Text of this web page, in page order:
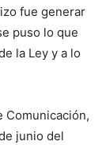
fue generar
puso lo que
la Ley y a lo
Comunicación,
junio del